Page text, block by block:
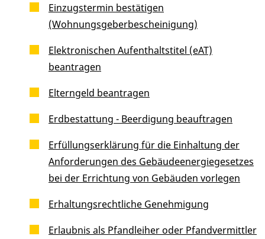
Einzugstermin bestätigen
(Wohnungsgeberbescheinigung)
Elektronischen Aufenthaltstitel (eAT)
beantragen
Elterngeld beantragen
Erdbestattung - Beerdigung beauftragen
Erfüllungserklärung für die Einhaltung der
Anforderungen des Gebäudeenergiegesetzes
bei der Errichtung von Gebäuden vorlegen
Erhaltungsrechtliche Genehmigung
Erlaubnis als Pfandleiher oder Pfandvermittler